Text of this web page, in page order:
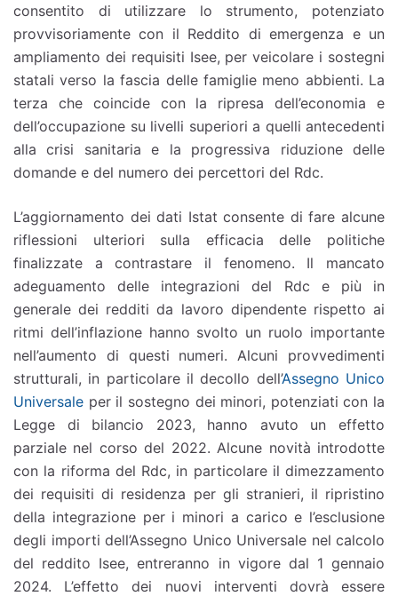
consentito di utilizzare lo strumento, potenziato
provvisoriamente con il Reddito di emergenza e un
ampliamento dei requisiti Isee, per veicolare i sostegni
statali verso la fascia delle famiglie meno abbienti. La
terza che coincide con la ripresa dell’economia e
dell’occupazione su livelli superiori a quelli antecedenti
alla crisi sanitaria e la progressiva riduzione delle
domande e del numero dei percettori del Rdc.
L’aggiornamento dei dati Istat consente di fare alcune
riflessioni ulteriori sulla efficacia delle politiche
finalizzate a contrastare il fenomeno. Il mancato
adeguamento delle integrazioni del Rdc e più in
generale dei redditi da lavoro dipendente rispetto ai
ritmi dell’inflazione hanno svolto un ruolo importante
nell’aumento di questi numeri. Alcuni provvedimenti
strutturali, in particolare il decollo dell’Assegno Unico
Universale per il sostegno dei minori, potenziati con la
Legge di bilancio 2023, hanno avuto un effetto
parziale nel corso del 2022. Alcune novità introdotte
con la riforma del Rdc, in particolare il dimezzamento
dei requisiti di residenza per gli stranieri, il ripristino
della integrazione per i minori a carico e l’esclusione
degli importi dell’Assegno Unico Universale nel calcolo
del reddito Isee, entreranno in vigore dal 1 gennaio
2024. L’effetto dei nuovi interventi dovrà essere